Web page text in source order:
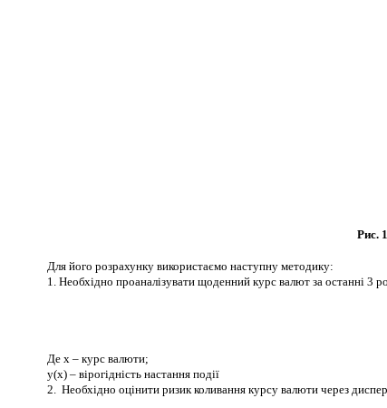
Рис.
Для його розрахунку використаємо наступну методику:
1. Необхідно проаналізувати щоденний курс валют за останні 3
Де х – курс валюти;
у(х) – вірогідність настання події
2. Необхідно оцінити ризик коливання курсу валюти через